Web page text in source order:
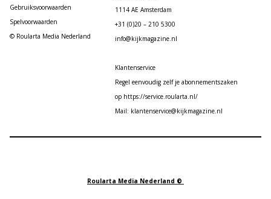
Gebruiksvoorwaarden
Spelvoorwaarden
© Roularta Media Nederland
1114 AE Amsterdam
+31 (0)20 – 210 5300
info@kijkmagazine.nl
Klantenservice
Regel eenvoudig zelf je abonnementszaken
op https://service.roularta.nl/
Mail: klantenservice@kijkmagazine.nl
Roularta Media Nederland ©